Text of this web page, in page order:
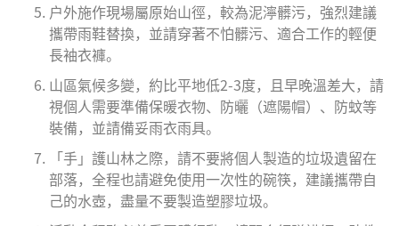
戶外施作現場屬原始山徑，較為泥濘髒污，強烈建議
攜帶雨鞋替換，並請穿著不怕髒污、適合工作的輕便
長袖衣褲。
山區氣候多變，約比平地低2-3度，且早晚溫差大，請
視個人需要準備保暖衣物、防曬（遮陽帽）、防蚊等
裝備，並請備妥雨衣雨具。
「手」護山林之際，請不要將個人製造的垃圾遺留在
部落，全程也請避免使用一次性的碗筷，建議攜帶自
己的水壺，盡量不要製造塑膠垃圾。